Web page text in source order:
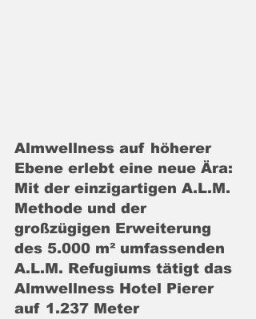
Almwellness auf höherer
Ebene erlebt eine neue Ära:
Mit der einzigartigen A.L.M.
Methode und der
großzügigen Erweiterung
des 5.000 m² umfassenden
A.L.M. Refugiums tätigt das
Almwellness Hotel Pierer
auf 1.237 Meter